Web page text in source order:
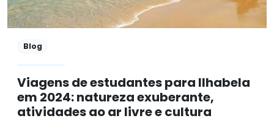
Blog
Viagens de estudantes para Ilhabela
em 2024: natureza exuberante,
atividades ao ar livre e cultura